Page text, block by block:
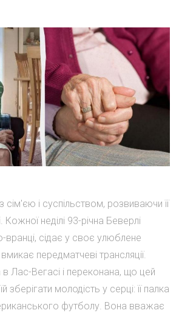
сім'єю і суспільством, розвиваючи її
Кожної неділі 93-річна Беверлі
вранці, сідає у своє улюблене
передматчеві трансляції.
Лас-Вегасі і переконана, що цей
зберігати молодість у серці: її палка
футболу. Вона вважає